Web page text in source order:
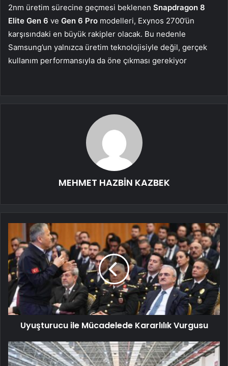
2nm üretim sürecine geçmesi beklenen Snapdragon 8
Elite Gen 6 ve Gen 6 Pro modelleri, Exynos 2700’ün
karşısındaki en büyük rakipler olacak. Bu nedenle
Samsung’un yalnızca üretim teknolojisiyle değil, gerçek
kullanım performansıyla da öne çıkması gerekiyor
MEHMET HAZBİN KAZBEK
Uyuşturucu ile Mücadelede Kararlılık Vurgusu